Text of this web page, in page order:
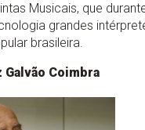
Musicais, que
grandes
brasileira.
Coimbra